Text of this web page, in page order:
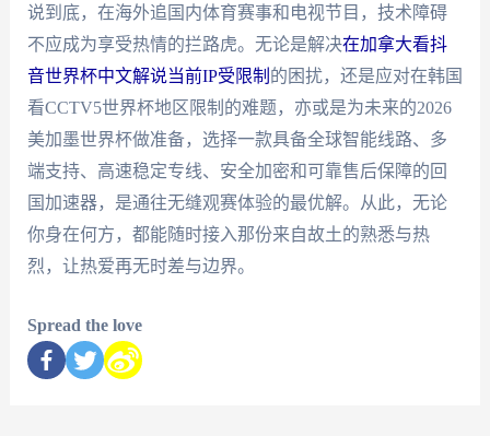
说到底，在海外追国内体育赛事和电视节目，技术障碍
不应成为享受热情的拦路虎。无论是解决在加拿大看抖
音世界杯中文解说当前IP受限制 的困扰，还是应对在韩国
看CCTV5世界杯地区限制的难题，亦或是为未来的2026
美加墨世界杯做准备，选择一款具备全球智能线路、多
端支持、高速稳定专线、安全加密和可靠售后保障的回
国加速器，是通往无缝观赛体验的最优解。从此，无论
你身在何方，都能随时接入那份来自故土的熟悉与热
烈，让热爱再无时差与边界。
Spread the love